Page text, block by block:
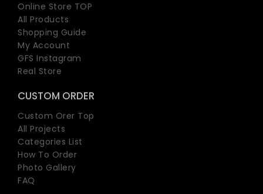
Online Store TOP
All Products
Shopping Guide
My Account
GFS Instagram
Real Store
CUSTOM ORDER
Custom Orer Top
All Projects
Categories List
How To Order
Photo Gallery
FAQ